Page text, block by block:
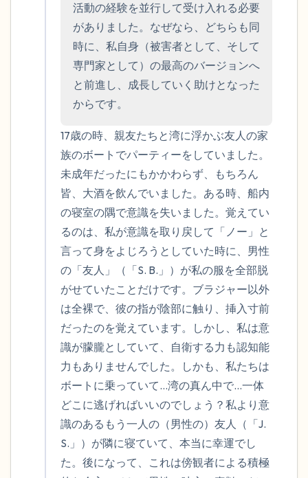
活動の経験を並行して受け入れる必要
がありました。なぜなら、どちらも同
時に、私自身（被害者として、そして
専門家として）の最高のバージョンへ
と前進し、成長していく助けとなった
からです。
17歳の時、親友たちと湾に浮かぶ友人の家
族のボートでパーティーをしていました。
未成年だったにもかかわらず、もちろん
皆、大酒を飲んでいました。ある時、船内
の寝室の隅で意識を失いました。覚えてい
るのは、私が意識を取り戻して「ノー」と
言って身をよじろうとしていた時に、男性
の「友人」（「S. B.」）が私の服を全部脱
がせていたことだけです。ブラジャー以外
は全裸で、彼の指が陰部に触り、挿入寸前
だったのを覚えています。しかし、私は意
識が朦朧としていて、自衛する力も認知能
力もありませんでした。しかも、私たちは
ボートに乗っていて…湾の真ん中で…一体
どこに逃げればいいのでしょう？私より意
識のあるもう一人の（男性の）友人（「J.
S.」）が隣に寝ていて、本当に幸運でし
た。後になって、これは傍観者による積極